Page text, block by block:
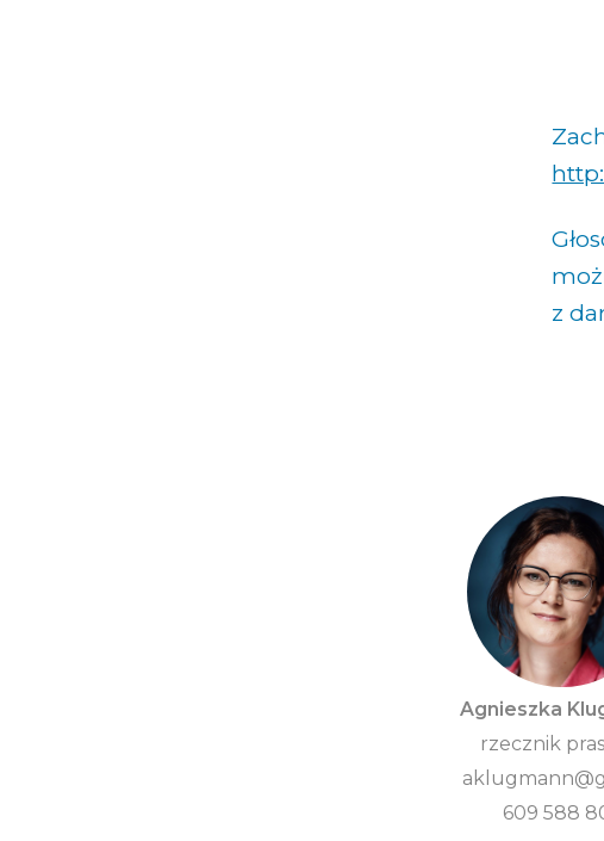
z
Agnieszka
rzecznik
609 588